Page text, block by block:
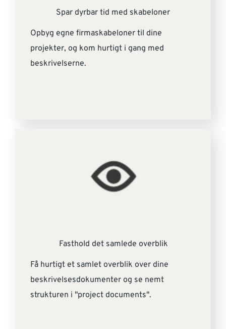
Spar dyrbar tid med skabeloner
Opbyg egne firmaskabeloner til dine
projekter, og kom hurtigt i gang med
beskrivelserne.
Fasthold det samlede overblik
Få hurtigt et samlet overblik over dine
beskrivelsesdokumenter og se nemt
strukturen i "project documents".